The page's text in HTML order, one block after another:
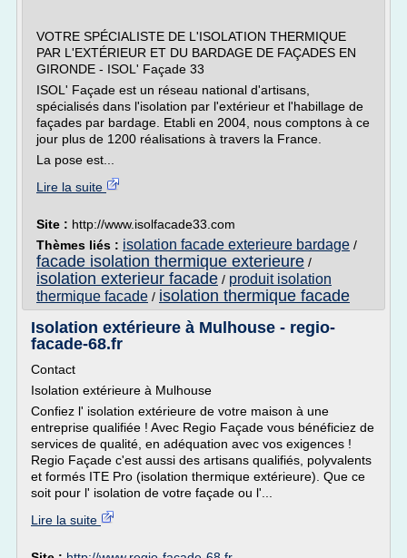
VOTRE SPÉCIALISTE DE L'ISOLATION THERMIQUE
PAR L'EXTÉRIEUR ET DU BARDAGE DE FAÇADES EN
GIRONDE - ISOL' Façade 33
ISOL' Façade est un réseau national d'artisans,
spécialisés dans l'isolation par l'extérieur et l'habillage de
façades par bardage. Etabli en 2004, nous comptons à ce
jour plus de 1200 réalisations à travers la France.
La pose est...
Lire la suite
Site : http://www.isolfacade33.com
Thèmes liés : isolation facade exterieure bardage /
facade isolation thermique exterieure /
isolation exterieur facade / produit isolation
thermique facade / isolation thermique facade
Isolation extérieure à Mulhouse - regio-
facade-68.fr
Contact
Isolation extérieure à Mulhouse
Confiez l' isolation extérieure de votre maison à une
entreprise qualifiée ! Avec Regio Façade vous bénéficiez de
services de qualité, en adéquation avec vos exigences !
Regio Façade c'est aussi des artisans qualifiés, polyvalents
et formés ITE Pro (isolation thermique extérieure). Que ce
soit pour l' isolation de votre façade ou l'...
Lire la suite